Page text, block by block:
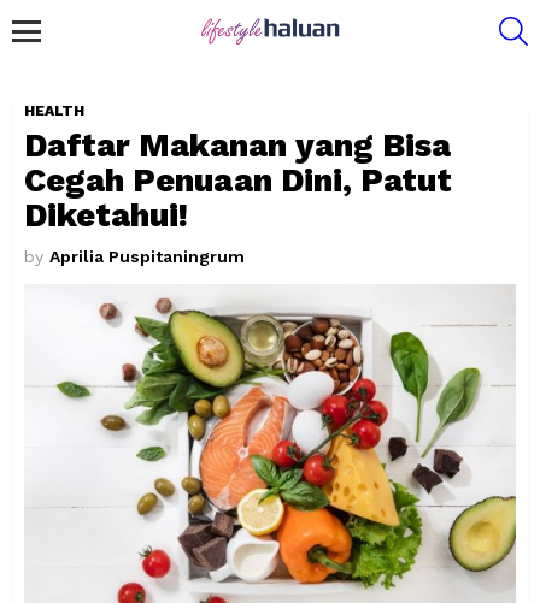
HEALTH
Daftar Makanan yang Bisa
Cegah Penuaan Dini, Patut
Diketahui!
by Aprilia Puspitaningrum